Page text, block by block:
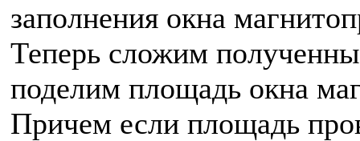
заполнения окна
Теперь сложим
поделим площадь окна
Причем если площадь